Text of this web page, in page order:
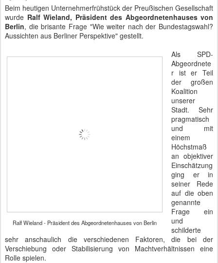
Beim heutigen Unternehmerfrühstück der Preußischen Gesellschaft
wurde Ralf Wieland, Präsident des Abgeordnetenhauses von
Berlin, die brisante Frage "Wie weiter nach der Bundestagswahl?
Aussichten aus Berliner Perspektive" gestellt.
Ralf Wieland - Präsident des Abgeordnetenhauses von Berlin
Als SPD-
Abgeordnete
r ist er Teil
der großen
Koalition
unserer
Stadt. Sehr
pragmatisch
und mit
einem
Höchstmaß
an objektiver
Einschätzung
ging er in
seiner Rede
auf die oben
genannte
Frage ein
und
schilderte
sehr anschaulich die verschiedenen Faktoren, die bei der
Verschiebung oder Stabilisierung von Machtverhältnissen eine
Rolle spielen.